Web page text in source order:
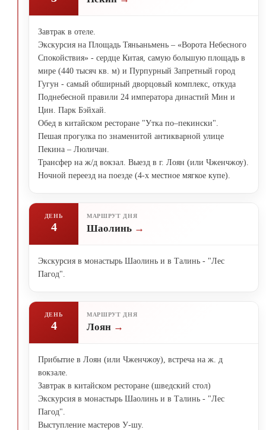
Завтрак в отеле.
Экскурсия на Площадь Тяньаньмень – «Ворота Небесного
Спокойствия» - сердце Китая, самую большую площадь в
мире (440 тысяч кв. м) и Пурпурный Запретный город
Гугун - самый обширный дворцовый комплекс, откуда
Поднебесной правили 24 императора династий Мин и
Цин. Парк Бэйхай.
Обед в китайском ресторане "Утка по–пекински".
Пешая прогулка по знаменитой антикварной улице
Пекина – Люличан.
Трансфер на ж/д вокзал. Выезд в г. Лоян (или Чженчжоу).
Ночной переезд на поезде (4-х местное мягкое купе).
ДЕНЬ
4
МАРШРУТ ДНЯ
Шаолинь
Экскурсия в монастырь Шаолинь и в Талинь - "Лес
Пагод".
ДЕНЬ
4
МАРШРУТ ДНЯ
Лоян
Прибытие в Лоян (или Чженчжоу), встреча на ж. д
вокзале.
Завтрак в китайском ресторане (шведский стол)
Экскурсия в монастырь Шаолинь и в Талинь - "Лес
Пагод".
Выступление мастеров У-шу.